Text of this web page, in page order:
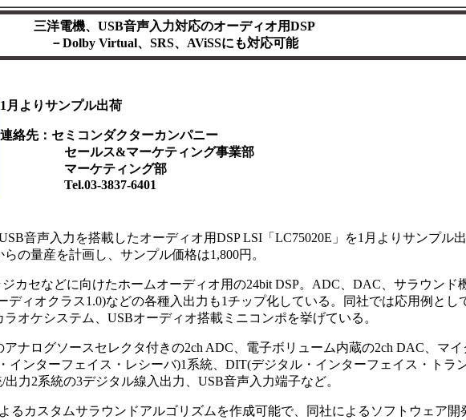
三洋電機、USB音声入力対応のオーディオ用DSP
－Dolby Virtual、SRS、AViSSにも対応可能
1月よりサンプル出荷
連絡先：セミコンダクターカンパニー
セールス&マーケティング事業部
マーケティング部
Tel.03-3837-6401
音声入力を搭載したオーディオ用DSP LSI「LC75020E」を1月よりサンプル
の量産を計画し、サンプル価格は1,800円。
カセなどに向けたホームオーディオ用の24bit DSP。ADC、DAC、サラウンド
ディオクラス1.0)などの各種入出力も1チップ化している。同社では応用例とし
オケシステム、USBオーディオ搭載ミニコンポを挙げている。
ナログソースセレクタ付きの2ch ADC、電子ボリューム内蔵の2ch DAC、マイ
インターフェイス・レシーバ)1系統、DIT(デジタル・インターフェイス・トラ
出力2系統の3デジタル線入出力、USB音声入力端子など。
るカスタムサラウンドアルゴリズムを作成可能で、同社によるソフトウェア開